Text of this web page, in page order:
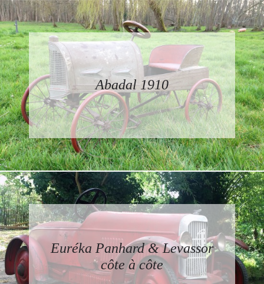
Abadal 1910
Euréka Panhard & Levassor
côte à côte